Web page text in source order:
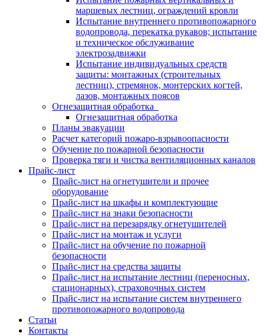
маршевых лестниц, ограждений кровли
Испытание внутреннего противопожарного
водопровода, перекатка рукавов; испытание
и техническое обслуживание
электрозадвижки
Испытание индивидуальных средств
защиты: монтажных (строительных
лестниц), стремянок, монтерских когтей,
лазов, монтажных поясов
Огнезащитная обработка
Огнезащитная обработка
Планы эвакуации
Расчет категорий пожаро-взрывоопасности
Обучение по пожарной безопасности
Проверка тяги и чистка вентиляционных каналов
Прайс-лист
Прайс-лист на огнетушители и прочее
оборудование
Прайс-лист на шкафы и комплектующие
Прайс-лист на знаки безопасности
Прайс-лист на перезарядку огнетушителей
Прайс-лист на монтаж и услуги
Прайс-лист на обучение по пожарной
безопасности
Прайс-лист на средства защиты
Прайс-лист на испытание лестниц (переносных,
стационарных), страховочных систем
Прайс-лист на испытание систем внутреннего
противопожарного водопровода
Статьи
Контакты